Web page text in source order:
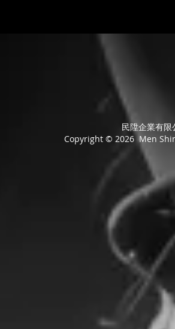
民陞企業有
Copyright © 2026 Men